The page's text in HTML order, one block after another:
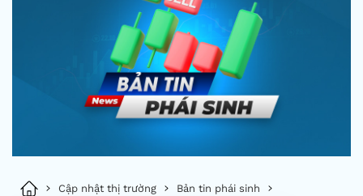
Cập nhật thị trường Bản tin phái sinh